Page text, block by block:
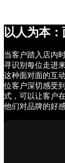
以人为本
当客户踏入店内
寻识别每位走进
这种面对面的互
位客户深切感受
式，可以让客户
他们对品牌的好